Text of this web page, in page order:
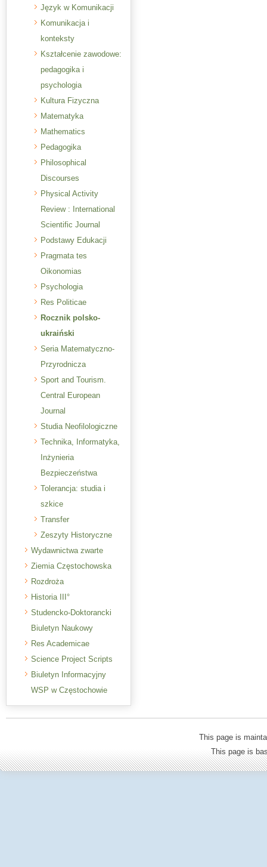
Język w Komunikacji
Komunikacja i
konteksty
Kształcenie zawodowe:
pedagogika i
psychologia
Kultura Fizyczna
Matematyka
Mathematics
Pedagogika
Philosophical
Discourses
Physical Activity
Review : International
Scientific Journal
Podstawy Edukacji
Pragmata tes
Oikonomias
Psychologia
Res Politicae
Rocznik polsko-
ukraiński
Seria Matematyczno-
Przyrodnicza
Sport and Tourism.
Central European
Journal
Studia Neofilologiczne
Technika, Informatyka,
Inżynieria
Bezpieczeństwa
Tolerancja: studia i
szkice
Transfer
Zeszyty Historyczne
Wydawnictwa zwarte
Ziemia Częstochowska
Rozdroża
Historia III°
Studencko-Doktorancki
Biuletyn Naukowy
Res Academicae
Science Project Scripts
Biuletyn Informacyjny
WSP w Częstochowie
This page is
This page is